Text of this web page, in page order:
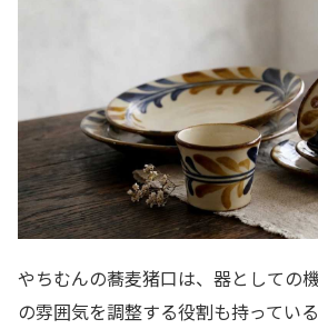
やちむんの蕎麦猪口は、器としての
の雰囲気を調整する役割も持ってい